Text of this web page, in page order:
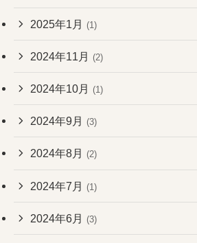
2025年1月 (1)
2024年11月 (2)
2024年10月 (1)
2024年9月 (3)
2024年8月 (2)
2024年7月 (1)
2024年6月 (3)